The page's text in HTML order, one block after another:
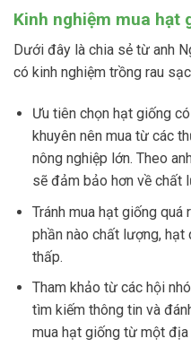
Kinh nghiệm mua hạt
Dưới đây là chia sẻ từ anh
có kinh nghiệm trồng rau
Ưu tiên chọn hạt giống
khuyên nên mua từ các
nông nghiệp lớn. Theo
sẽ đảm bảo hơn về chất
Tránh mua hạt giống quá
phần nào chất lượng,
thấp.
Tham khảo từ các hội
tìm kiếm thông tin và
mua hạt giống từ một địa